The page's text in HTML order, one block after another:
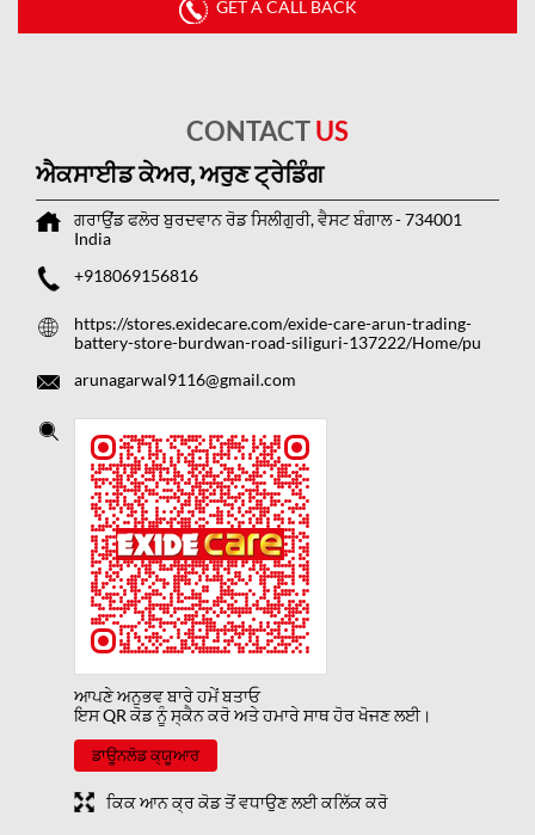
GET A CALL BACK
CONTACTUS
ਐਕਸਾਈਡ ਕੇਅਰ, ਅਰੁਣ ਟ੍ਰੇਡਿੰਗ
ਗਰਾਉਂਡ ਫਲੋਰਬੁਰਦਵਾਨ ਰੋਡਸਿਲੀਗੁਰੀ, ਵੈਸਟ ਬੰਗਾਲ-734001
India
+918069156816
https://stores.exidecare.com/exide-care-arun-trading-
battery-store-burdwan-road-siliguri-137222/Home/pu
arunagarwal9116@gmail.com
ਆਪਣੇ ਅਨੁਭਵ ਬਾਰੇ ਹਮੇਂ ਬਤਾਓ
ਇਸ QR ਕੋਡ ਨੂੰ ਸ੍ਕੈਨ ਕਰੋ ਅਤੇ ਹਮਾਰੇ ਸਾਥ ਹੋਰ ਖੋਜਣ ਲਈ।
ਡਾਊਨਲੋਡ ਕ੍ਯੂਆਰ
ਕਿਕ ਆਨ ਕ੍ਰ ਕੋਡ ਤੋਂ ਵਧਾਉਣ ਲਈ ਕਲਿੱਕ ਕਰੋ